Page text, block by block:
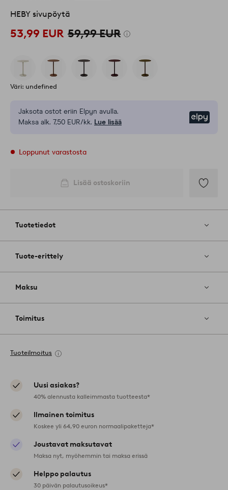
HEBY sivupöytä
53,99 EUR 59,99 EUR
Väri: undefined
Jaksota ostot eriin Elpyn avulla.
Maksa alk. 7,50 EUR/kk. Lue lisää
Loppunut varastosta
Lisää ostoskoriin
Tuotetiedot
Tuote-erittely
Maksu
Toimitus
Tuoteilmoitus
Uusi asiakas?
40% alennusta kalleimmasta tuotteesta*
Ilmainen toimitus
Koskee yli 64,90 euron normaalipaketteja*
Joustavat maksutavat
Maksa nyt, myöhemmin tai maksa erissä
Helppo palautus
30 päivän palautusoikeus*